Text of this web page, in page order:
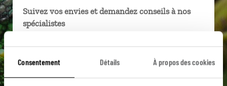
Consentement Détails À propos des cookies
Suivez vos envies et demandez conseils à nos
spécialistes
Ils sauront organiser votre itinéraire au plus
près de vos envies et de la réalité du pays.
Échangez en face à face ou depuis nos studios